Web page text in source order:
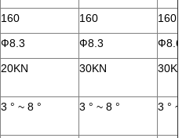
160 160
160
Ф8.3 Ф8.3
Ф8.6
20KN 30KN 30KN
3 ° ~ 8 ° 3 ° ~ 8 ° 3 ° ~